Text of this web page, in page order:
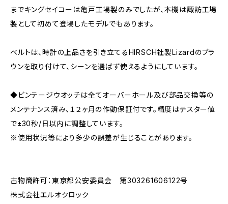
までキングセイコーは亀戸工場製のみでしたが、本機は諏訪工場
製として初めて登場したモデルでもあります。
ベルトは、時計の上品さを引き立てるHIRSCH社製Lizardのブラ
ウンを取り付けて、シーンを選ばず使えるようにしています。
◆ビンテージウオッチは全てオーバーホール及び部品交換等の
メンテナンス済み、１２ヶ月の作動保証付です。精度はテスター値
で±30秒/日以内に調整しています。
※使用状況等により多少の誤差が生じることがあります。
古物商許可：東京都公安委員会 第303261606122号
株式会社エルオクロック